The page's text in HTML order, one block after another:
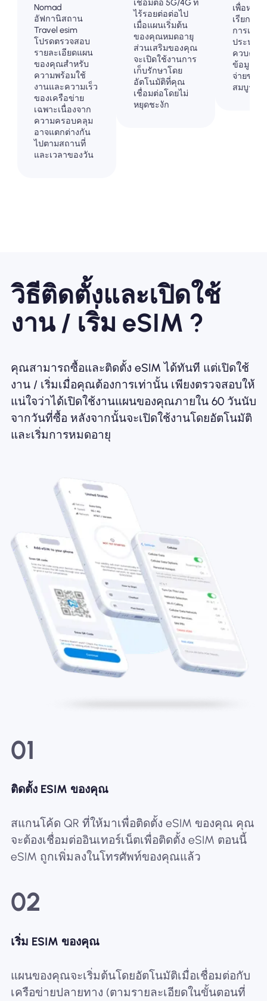
Nomad
อัฟกานิสถาน
Travel esim
โปรดตรวจสอบ
รายละเอียดแผน
ของคุณสำหรับ
ความพร้อมใช้
งานและความเร็ว
ของเครือข่าย
เฉพาะเนื่องจาก
ความครอบคลุม
อาจแตกต่างกัน
ไปตามสถานที่
และเวลาของวัน
เชื่อมต่อ 5G/4G ที่
ไร้รอยต่อต่อไป
เมื่อแผนเริ่มต้น
ของคุณหมดอายุ
ส่วนเสริมของคุณ
จะเปิดใช้งานการ
เก็บรักษาโดย
อัตโนมัติที่คุณ
เชื่อมต่อโดยไม่
หยุดชะงัก
เพื่อหลีก
เรียกเก็
การเดิน
ประหลา
ควบคุมก
ข้อมูลแล
จ่ายของ
สมบูรณ์
วิธีติดตั้งและเปิดใช้
งาน / เริ่ม eSIM ?
คุณสามารถซื้อและติดตั้ง eSIM ได้ทันที แต่เปิดใช้
งาน / เริ่มเมื่อคุณต้องการเท่านั้น เพียงตรวจสอบให้
แน่ใจว่าได้เปิดใช้งานแผนของคุณภายใน 60 วันนับ
จากวันที่ซื้อ หลังจากนั้นจะเปิดใช้งานโดยอัตโนมัติ
และเริ่มการหมดอายุ
01
ติดตั้ง ESIM ของคุณ
สแกนโค้ด QR ที่ให้มาเพื่อติดตั้ง eSIM ของคุณ คุณ
จะต้องเชื่อมต่ออินเทอร์เน็ตเพื่อติดตั้ง eSIM ตอนนี้
eSIM ถูกเพิ่มลงในโทรศัพท์ของคุณแล้ว
02
เริ่ม ESIM ของคุณ
แผนของคุณจะเริ่มต้นโดยอัตโนมัติเมื่อเชื่อมต่อกับ
เครือข่ายปลายทาง (ตามรายละเอียดในขั้นตอนที่